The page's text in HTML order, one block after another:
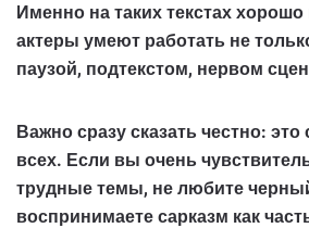
Именно на таких текстах
актеры умеют работать не
паузой, подтекстом, нервом
Важно сразу сказать честно: это
всех. Если вы очень
трудные темы, не любите
воспринимаете сарказм как